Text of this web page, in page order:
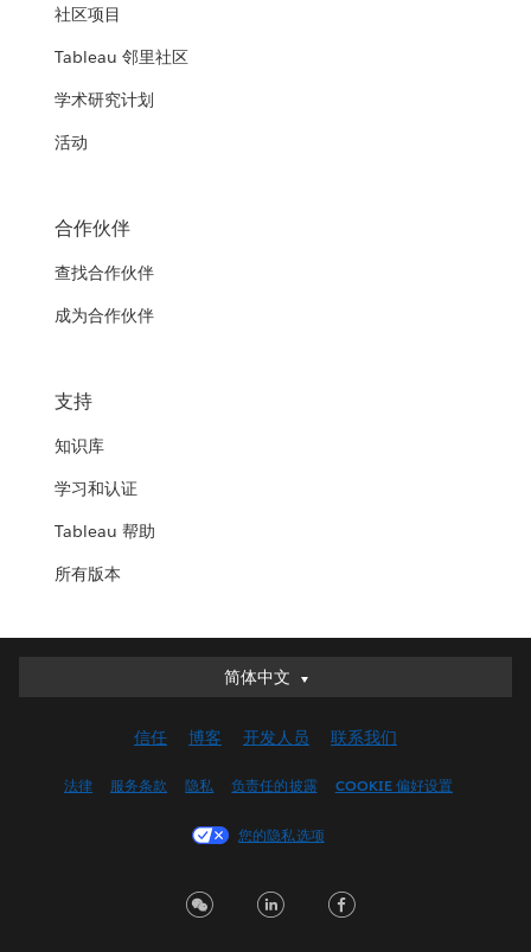
社区项目
Tableau 邻里社区
学术研究计划
活动
合作伙伴
查找合作伙伴
成为合作伙伴
支持
知识库
学习和认证
Tableau 帮助
所有版本
简体中文
简体中文
English (UK)
Français (Canada)
Italiano
信任 博客 开发人员 联系我们
法律 服务条款 隐私 负责任的披露 COOKIE 偏好设置
您的隐私选项